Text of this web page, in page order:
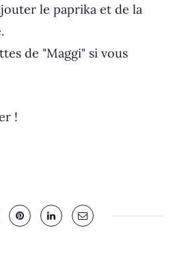
le paprika et de la
de "Maggi" si vous
!